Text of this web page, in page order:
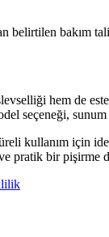
bakım
hem de
seçeneği, sunum
kullanım için
pratik bir